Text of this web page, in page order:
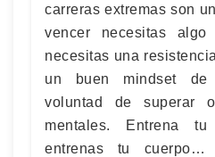
carreras extremas son
vencer necesitas
necesitas una
un buen mindset
voluntad de superar
mentales. Entrena
entrenas tu